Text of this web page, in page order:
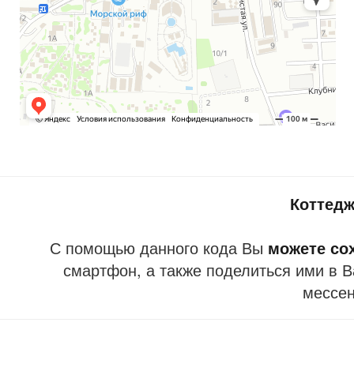
С помощью данного кода Вы можете
смартфон, а также поделиться ими в